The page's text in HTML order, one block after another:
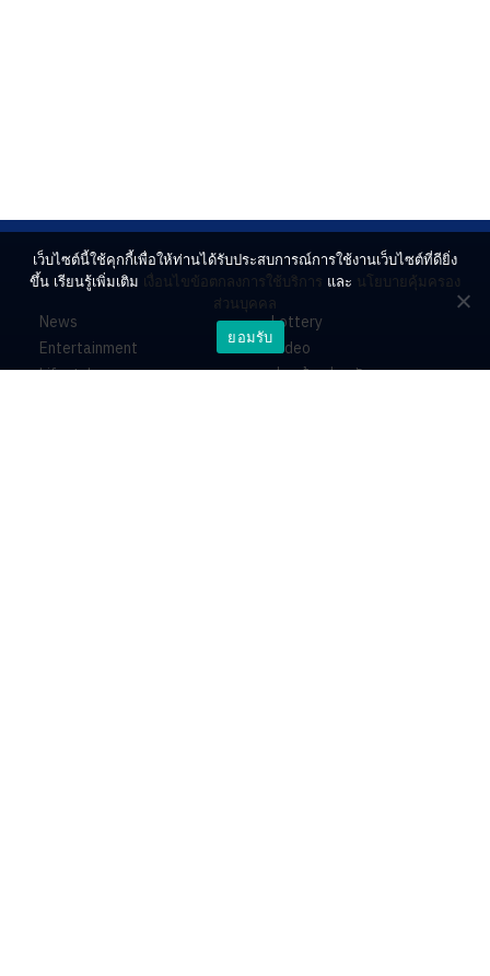
News
Entertainment
Lifestyle
Lottery
Video
ร่วมด้วยช่วยกัน
เว็บไซต์นี้ใช้คุกกี้เพื่อให้ท่านได้รับประสบการณ์การใช้งานเว็บไซต์ที่ดียิ่ง
ขึ้น เรียนรู้เพิ่มเติม เงื่อนไขข้อตกลงการใช้บริการ และ นโยบายคุ้มครอง
ส่วนบุคคล
ยอมรับ